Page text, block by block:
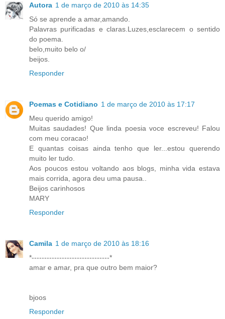
Autora 1 de março de 2010 às 14:35
Só se aprende a amar,amando.
Palavras purificadas e claras.Luzes,esclarecem o sentido
do poema.
belo,muito belo o/
beijos.
Responder
Poemas e Cotidiano 1 de março de 2010 às 17:17
Meu querido amigo!
Muitas saudades! Que linda poesia voce escreveu! Falou
com meu coracao!
E quantas coisas ainda tenho que ler...estou querendo
muito ler tudo.
Aos poucos estou voltando aos blogs, minha vida estava
mais corrida, agora deu uma pausa..
Beijos carinhosos
MARY
Responder
Camila 1 de março de 2010 às 18:16
*-------------------------------*
amar e amar, pra que outro bem maior?
bjoos
Responder